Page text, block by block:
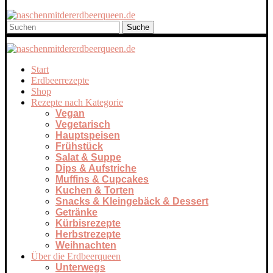
Suche
Start
Erdbeerrezepte
Shop
Rezepte nach Kategorie
Vegan
Vegetarisch
Hauptspeisen
Frühstück
Salat & Suppe
Dips & Aufstriche
Muffins & Cupcakes
Kuchen & Torten
Snacks & Kleingebäck & Dessert
Getränke
Kürbisrezepte
Herbstrezepte
Weihnachten
Über die Erdbeerqueen
Unterwegs